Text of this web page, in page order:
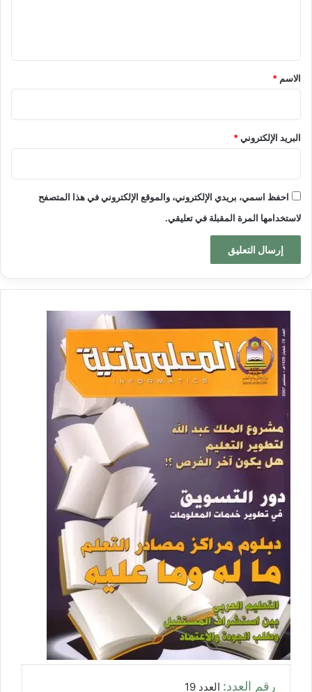
*
الاسم *
البريد الإلكتروني*
احفظ اسمي، بريدي الإلكتروني، والموقع الإلكتروني في هذا المتصفح
لاستخدامها المرة المقبلة في تعليقي.
رقم العدد: العدد 19